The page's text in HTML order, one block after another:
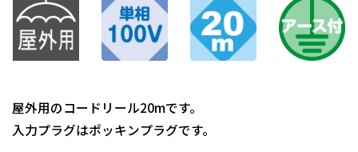
屋外用のコードリール20mです。
入力プラグはポッキンプラグです。